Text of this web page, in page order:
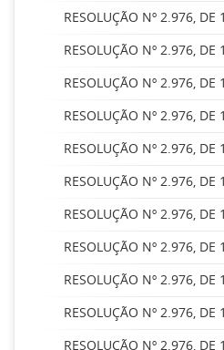
RESOLUÇÃO Nº 2.976, DE
RESOLUÇÃO Nº 2.976, DE
RESOLUÇÃO Nº 2.976, DE
RESOLUÇÃO Nº 2.976, DE
RESOLUÇÃO Nº 2.976, DE
RESOLUÇÃO Nº 2.976, DE
RESOLUÇÃO Nº 2.976, DE
RESOLUÇÃO Nº 2.976, DE
RESOLUÇÃO Nº 2.976, DE
RESOLUÇÃO Nº 2.976, DE
RESOLUÇÃO Nº 2.976, DE